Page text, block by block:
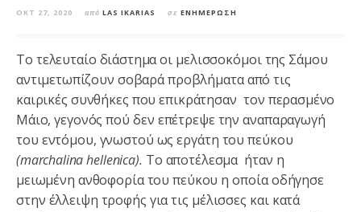
ΟΚΤ 27, 2020 από LAS IKARIAS σε ΕΝΗΜΈΡΩΣΗ
Το τελευταίο διάστημα οι μελισσοκόμοι της Σάμου
αντιμετωπίζουν σοβαρά προβλήματα από τις
καιρικές συνθήκες που επικράτησαν τον περασμένο
Μάιο, γεγονός πού δεν επέτρεψε την αναπαραγωγή
του εντόμου, γνωστού ως εργάτη του πεύκου
(marchalina hellenica). Το αποτέλεσμα ήταν η
μειωμένη ανθοφορία του πεύκου η οποία οδήγησε
στην έλλειψη τροφής για τις μέλισσες και κατά